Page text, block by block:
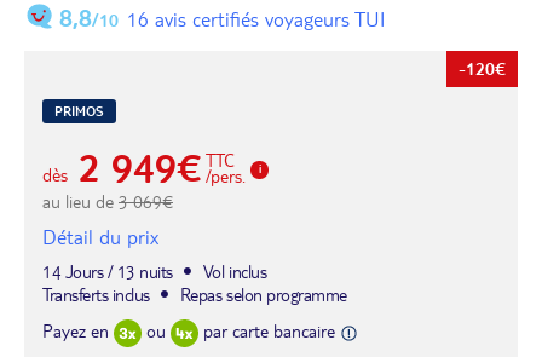
8,8/10 16 avis certifiés voyageurs TUI
-120€
PRIMOS
dès 2 949€ TTC
/pers.
au lieu de 3 069€
Détail du prix
14 Jours / 13 nuits
Vol inclus
Transferts inclus
Repas selon programme
Payez en
ou par carte bancaire